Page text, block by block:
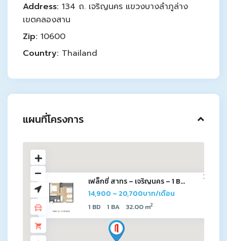
Address: 134 ถ. เจริญนคร แขวงบางลำภูล่าง
เขตคลองสาน
Zip: 10600
Country: Thailand
แผนที่โครงการ
เฟล็กซี่ สาทร – เจริญนคร – 1 B...
14,900 – 20,700บาท/เดือน
1 BD 1 BA 32.00 m2